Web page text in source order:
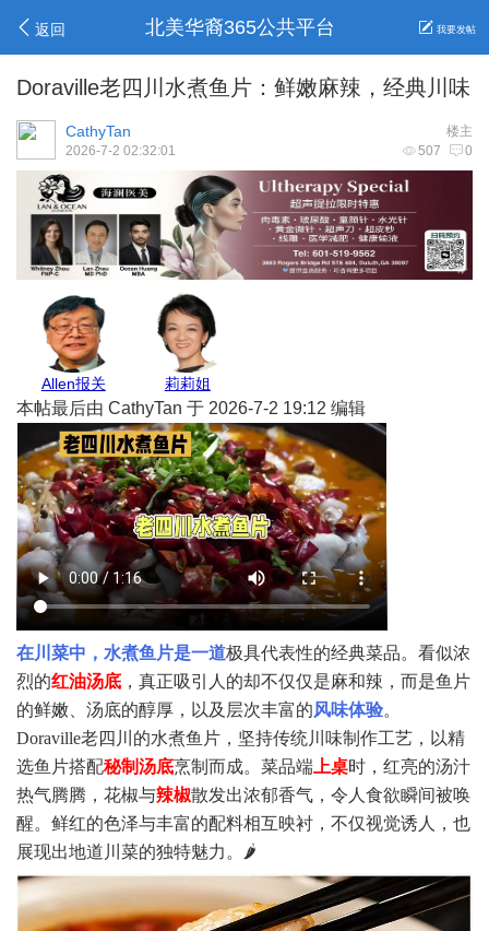
返回 北美华裔365公共平台 我要发帖
Doraville老四川水煮鱼片：鲜嫩麻辣，经典川味
楼主
CathyTan
507 0
2026-7-2 02:32:01
亚城商家 GJ保险
本帖最后由 CathyTan 于 2026-7-2 19:12 编辑
在川菜中，水煮鱼片是一道极具代表性的经典菜品。看似浓
烈的红油汤底 ，真正吸引人的却不仅仅是麻和辣，而是鱼片
的鲜嫩、汤底的醇厚，以及层次丰富的风味体验。
Doraville老四川的水煮鱼片，坚持传统川味制作工艺，以精
选鱼片搭配秘制汤底烹制而成。菜品端 上桌时，红亮的汤汁
热气腾腾，花椒与辣椒散发出浓郁香气，令人食欲瞬间被唤
醒。鲜红的色泽与丰富的配料相互映衬，不仅视觉诱人，也
展现出地道川菜的独特魅力。🌶️